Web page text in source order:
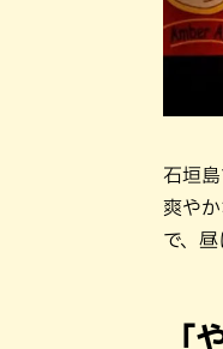
石垣
爽や
で、
「